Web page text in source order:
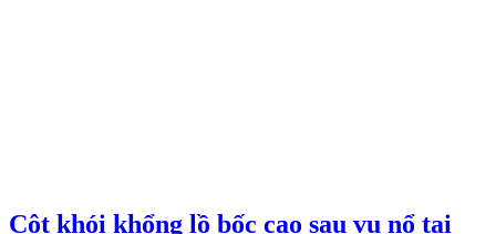
Cột khói khổng lồ bốc cao sau vụ nổ tại